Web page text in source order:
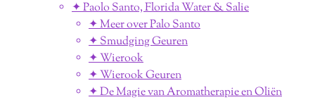
✦ Paolo Santo, Florida Water & Salie
✦ Meer over Palo Santo
✦ Smudging Geuren
✦ Wierook
✦ Wierook Geuren
✦ De Magie van Aromatherapie en Oliën